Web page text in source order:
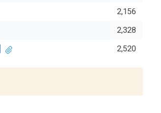
2,156
2,328
2,520